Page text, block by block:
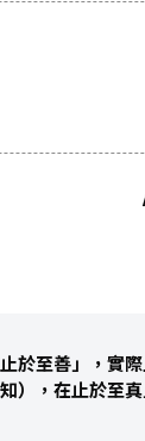
於至善」，實
），在止於至真